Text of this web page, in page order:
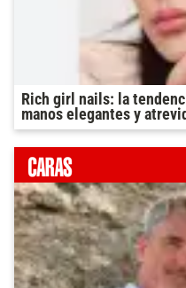
Rich girl nails: la
manos elegantes y